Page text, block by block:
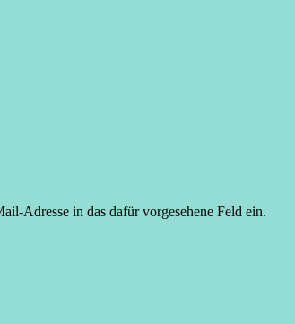
Adresse in das dafür vorgesehene Feld ein.